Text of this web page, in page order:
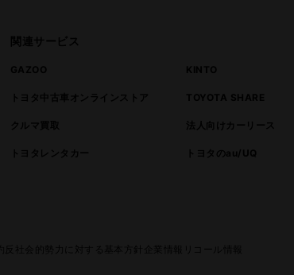
関連サービス
GAZOO
トヨタ中古車オンラインストア
クルマ買取
トヨタレンタカー
KINTO
TOYOTA SHARE
法人向けカーリース
トヨタのau/UQ
反社会的勢力に対する基本方針 リコール情報